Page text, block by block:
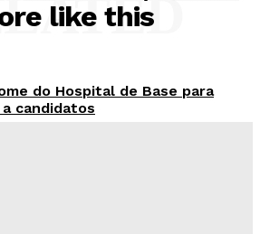
like this
do Hospital de Base para
candidatos